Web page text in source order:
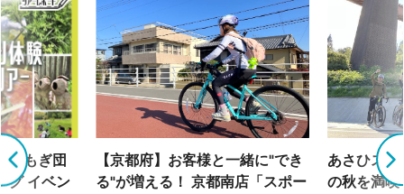
よもぎ団
グ イベン
【京都府】お客様と一緒に"でき
る"が増える！ 京都南店「スポー
あさひス
の秋を満喫